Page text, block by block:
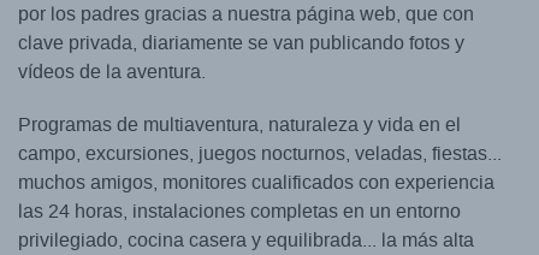
por los padres gracias a nuestra página web, que con
clave privada, diariamente se van publicando fotos y
vídeos de la aventura.
Programas de multiaventura, naturaleza y vida en el
campo, excursiones, juegos nocturnos, veladas, fiestas...
muchos amigos, monitores cualificados con experiencia
las 24 horas, instalaciones completas en un entorno
privilegiado, cocina casera y equilibrada... la más alta